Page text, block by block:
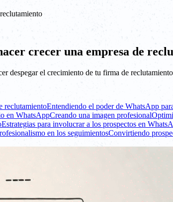
crecer una empresa de
despegar el crecimiento de tu firma de
reclutamientoEntendiendo el poder de WhatsApp
en WhatsAppCreando una imagen profesional
Estrategias para involucrar a los prospectos en
en los seguimientosConvirtiendo